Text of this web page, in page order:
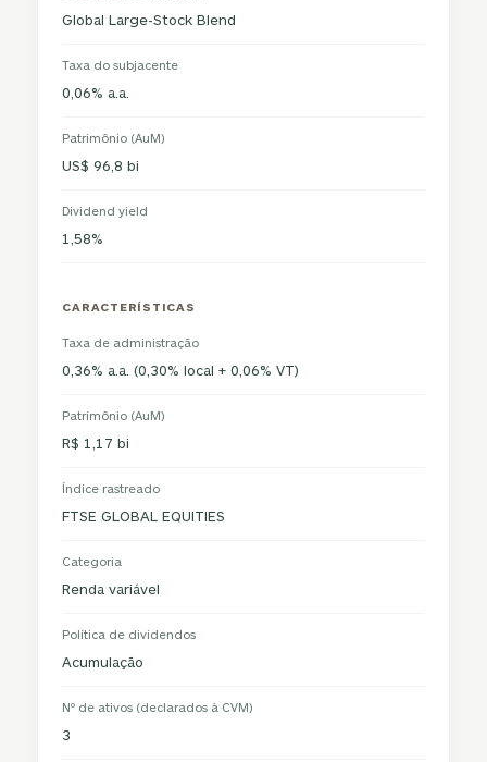
Global Large-Stock Blend
Taxa do subjacente
0,06% a.a.
Patrimônio (AuM)
US$ 96,8 bi
Dividend yield
1,58%
CARACTERÍSTICAS
Taxa de administração
0,36% a.a. (0,30% local + 0,06% VT)
Patrimônio (AuM)
R$ 1,17 bi
Índice rastreado
FTSE GLOBAL EQUITIES
Categoria
Renda variável
Política de dividendos
Acumulação
Nº de ativos (declarados à CVM)
3